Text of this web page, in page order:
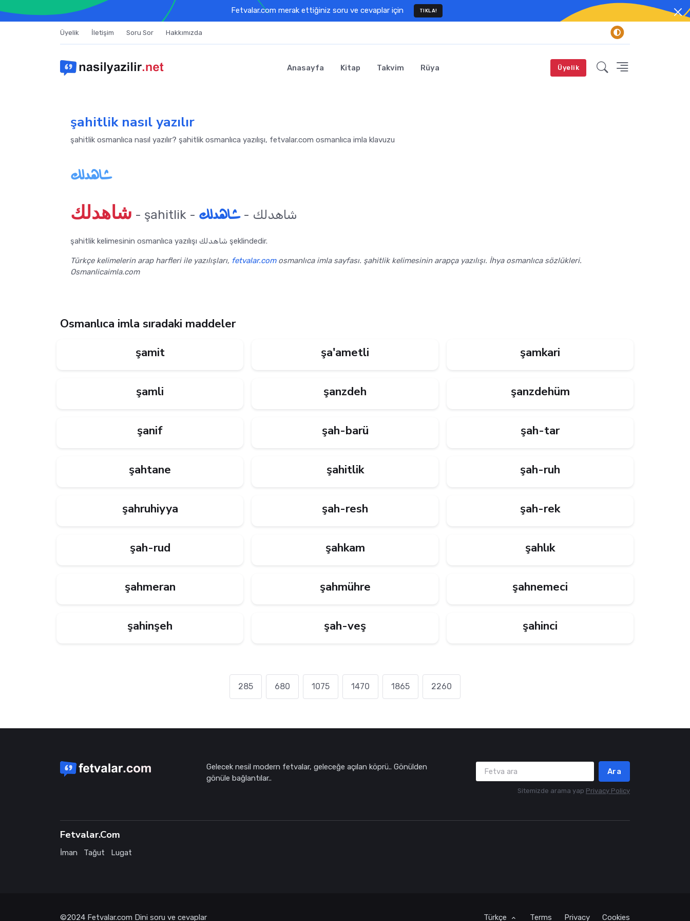
Fetvalar.com merak ettiğiniz soru ve cevaplar için TIKLA!
Üyelik İletişim Soru Sor Hakkımızda
Anasayfa Kitap Takvim Rüya Üyelik
şahitlik nasıl yazılır
şahitlik osmanlıca nasıl yazılır? şahitlik osmanlıca yazılışı, fetvalar.com osmanlıca imla klavuzu
شاهدلك
شاهدلك - şahitlik - شاهدلك -شاهدلك
şahitlik kelimesinin osmanlıca yazılışı شاهدلك şeklindedir.
Türkçe kelimelerin arap harfleri ile yazılışları, fetvalar.comosmanlıca imla sayfası. şahitlik kelimesinin arapça yazılışı. İhya osmanlıca sözlükleri.
Osmanlicaimla.com
Osmanlıca imla sıradaki maddeler
şamit
şa'ametli şamkari
şamli şanzdeh şanzdehüm
şanif şah-barü şah-tar
şahtane şahitlik şah-ruh
şahruhiyya şah-resh şah-rek
şah-rud şahkam şahlık
şahmeran şahmühre şahnemeci
şahinşeh şah-veş şahinci
285 680 1075 1470 1865 2260
Gelecek nesil modern fetvalar, geleceğe açılan köprü.. Gönülden
gönüle bağlantılar..
Ara
Sitemizde arama yap Privacy Policy
Fetvalar.Com
İman Tağut Lugat
©2024 Fetvalar.com Dini soru ve cevaplar Türkçe Terms Privacy Cookies